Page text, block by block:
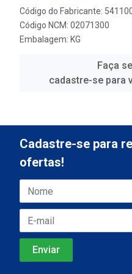
Código do Fabricante:
Código NCM: 02071300
Embalagem: KG
Faça
cadastre-se para
Cadastre-se para
ofertas!